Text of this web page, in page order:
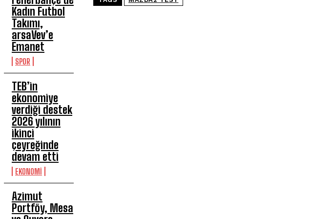
Kadın Futbol
Takımı,
arsaVev’e
Emanet
SPOR
TEB’in
ekonomiye
verdiği destek
2026 yılının
ikinci
çeyreğinde
devam etti
EKONOMİ
Azimut
Portföy, Mesa